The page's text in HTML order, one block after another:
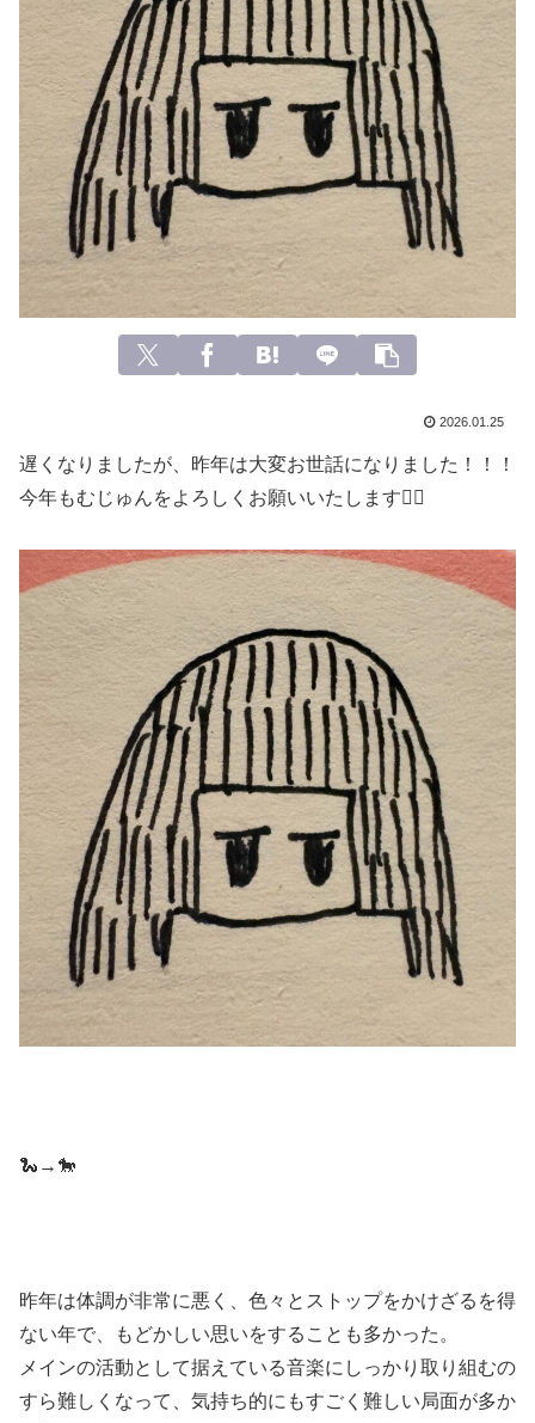
2026.01.25
遅くなりましたが、昨年は大変お世話になりました！！！
今年もむじゅんをよろしくお願いいたします🙇‍♀️
🐍→🐎
昨年は体調が非常に悪く、色々とストップをかけざるを得
ない年で、もどかしい思いをすることも多かった。
メインの活動として据えている音楽にしっかり取り組むの
すら難しくなって、気持ち的にもすごく難しい局面が多か